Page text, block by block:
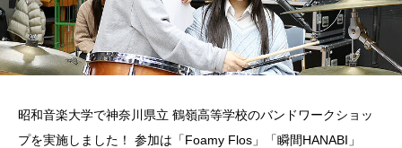
昭和音楽大学で神奈川県立 鶴嶺高等学校のバンドワークショッ
プを実施しました！ 参加は「Foamy Flos」「瞬間HANABI」